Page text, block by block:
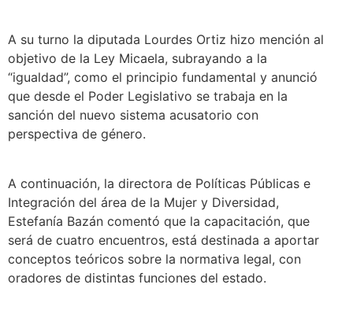
A su turno la diputada Lourdes Ortiz hizo mención al
objetivo de la Ley Micaela, subrayando a la
“igualdad”, como el principio fundamental y anunció
que desde el Poder Legislativo se trabaja en la
sanción del nuevo sistema acusatorio con
perspectiva de género.
A continuación, la directora de Políticas Públicas e
Integración del área de la Mujer y Diversidad,
Estefanía Bazán comentó que la capacitación, que
será de cuatro encuentros, está destinada a aportar
conceptos teóricos sobre la normativa legal, con
oradores de distintas funciones del estado.